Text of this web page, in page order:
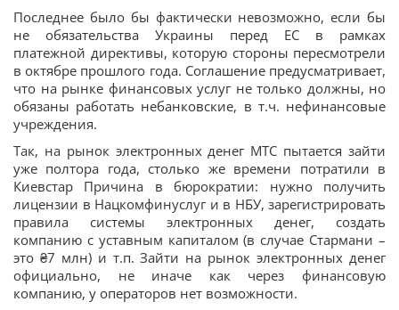
Последнее было бы фактически невозможно, если бы
не обязательства Украины перед ЕС в рамках
платежной директивы, которую стороны пересмотрели
в октябре прошлого года. Соглашение предусматривает,
что на рынке финансовых услуг не только должны, но
обязаны работать небанковские, в т.ч. нефинансовые
учреждения.
Так, на рынок электронных денег МТС пытается зайти
уже полтора года, столько же времени потратили в
Киевстар Причина в бюрократии: нужно получить
лицензии в Нацкомфинуслуг и в НБУ, зарегистрировать
правила системы электронных денег, создать
компанию с уставным капиталом (в случае Стармани –
это ₴7 млн) и т.п. Зайти на рынок электронных денег
официально, не иначе как через финансовую
компанию, у операторов нет возможности.